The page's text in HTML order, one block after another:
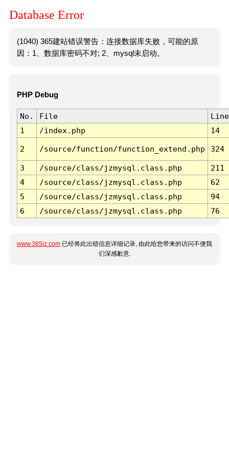
Database Error
(1040) 365建站错误警告：连接数据库失败，可能的原
因：1、数据库密码不对; 2、mysql未启动。
PHP Debug
No. File
Line
1
/index.php 14
2 /source/function/function_extend.php 324
3 /source/class/jzmysql.class.php
211
4
/source/class/jzmysql.class.php
62
5
/source/class/jzmysql.class.php
94
6
/source/class/jzmysql.class.php 76
www.365jz.com 已经将此出错信息详细记录, 由此给您带来的访问不便我
们深感歉意.